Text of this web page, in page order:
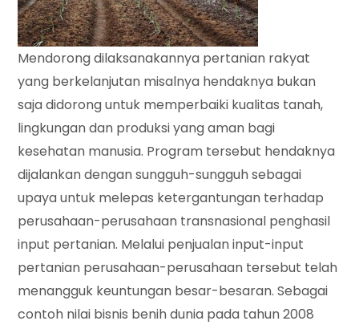
Mendorong dilaksanakannya pertanian rakyat
yang berkelanjutan misalnya hendaknya bukan
saja didorong untuk memperbaiki kualitas tanah,
lingkungan dan produksi yang aman bagi
kesehatan manusia. Program tersebut hendaknya
dijalankan dengan sungguh-sungguh sebagai
upaya untuk melepas ketergantungan terhadap
perusahaan-perusahaan transnasional penghasil
input pertanian. Melalui penjualan input-input
pertanian perusahaan-perusahaan tersebut telah
menangguk keuntungan besar-besaran. Sebagai
contoh nilai bisnis benih dunia pada tahun 2008